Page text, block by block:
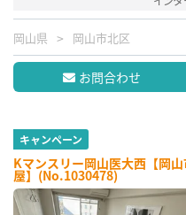
岡山県 岡山市北区
お問合わせ
キャンペーン
Kマンスリー岡山医大西【岡
屋】(No.1030478)